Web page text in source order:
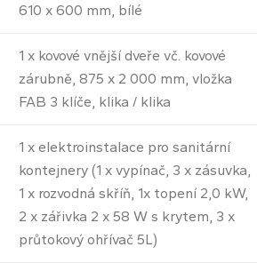
610 x 600 mm, bílé
1 x kovové vnější dveře vč. kovové
zárubně, 875 x 2 000 mm, vložka
FAB 3 klíče, klika / klika
1 x elektroinstalace pro sanitární
kontejnery (1 x vypínač, 3 x zásuvka,
1 x rozvodná skříň, 1x topení 2,0 kW,
2 x zářivka 2 x 58 W s krytem, 3 x
průtokový ohřívač 5L)